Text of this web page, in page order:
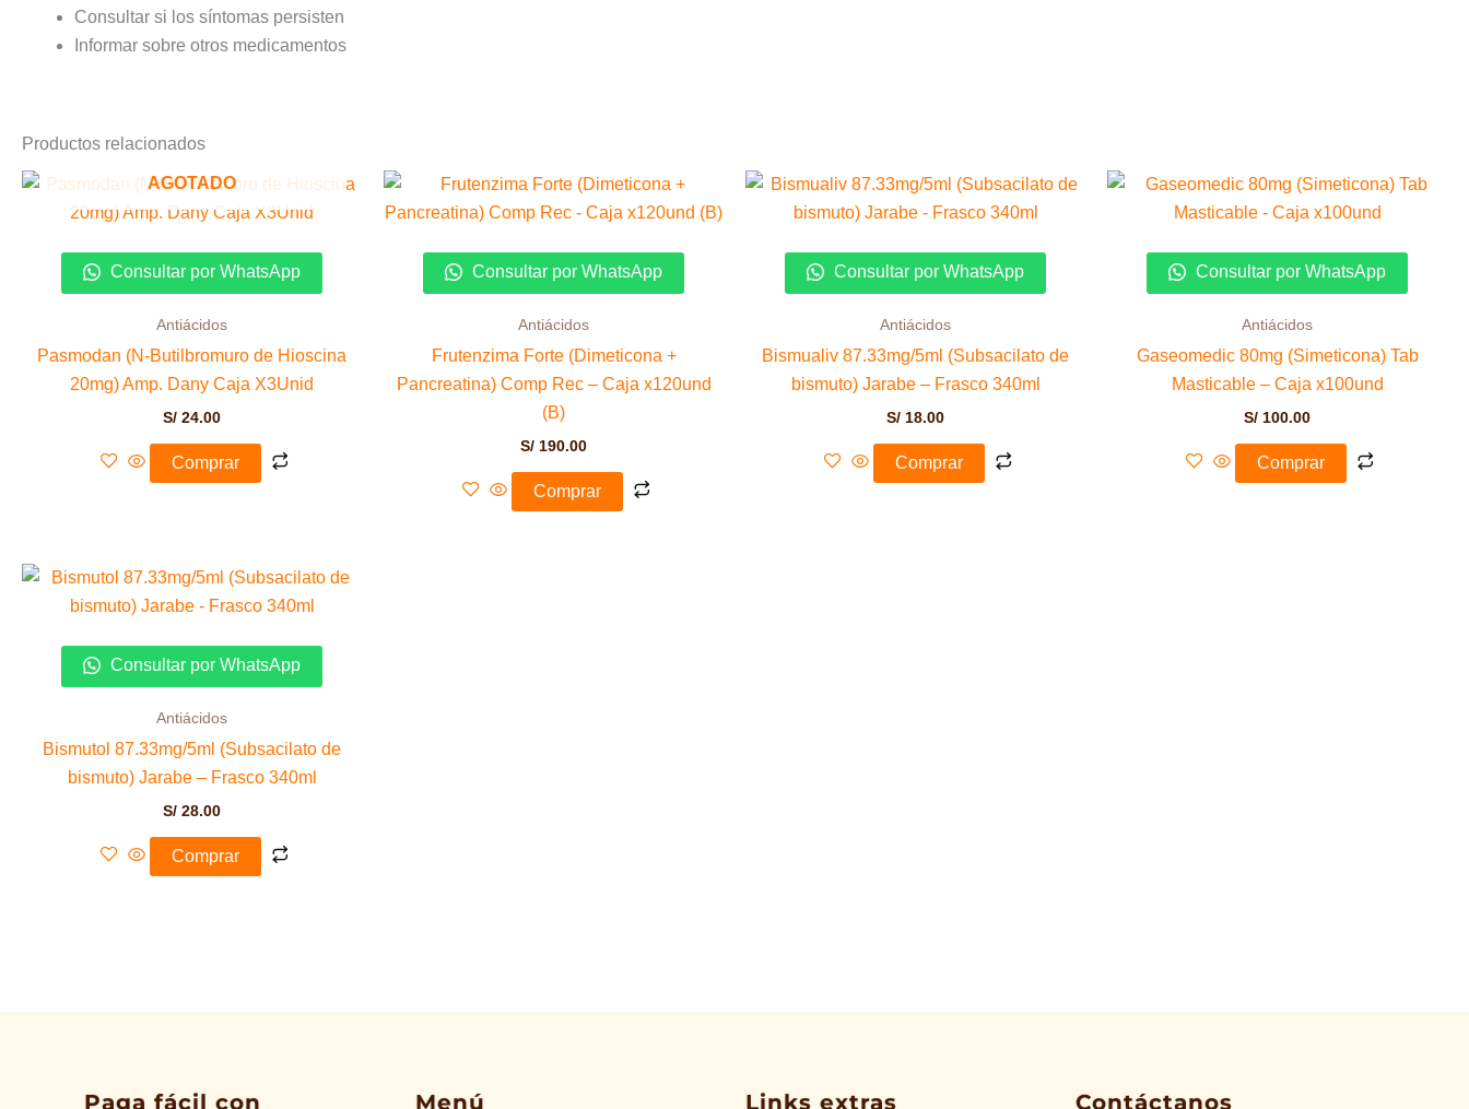
Consultar si los síntomas persisten
Informar sobre otros medicamentos
Productos relacionados
AGOTADO
Consultar por WhatsApp
Antiácidos
Pasmodan (N-Butilbromuro de Hioscina
20mg) Amp. Dany Caja X3Unid
S/ 24.00
Comprar
Consultar por WhatsApp
Antiácidos
Frutenzima Forte (Dimeticona +
Pancreatina) Comp Rec – Caja x120und
(B)
S/ 190.00
Comprar
Consultar por WhatsApp
Antiácidos
Bismualiv 87.33mg/5ml (Subsacilato de
bismuto) Jarabe – Frasco 340ml
S/ 18.00
Comprar
Consultar por WhatsApp
Antiácidos
Gaseomedic 80mg (Simeticona) Tab
Masticable – Caja x100und
S/ 100.00
Comprar
Consultar por WhatsApp
Antiácidos
Bismutol 87.33mg/5ml (Subsacilato de
bismuto) Jarabe – Frasco 340ml
S/ 28.00
Comprar
Paga fácil con Menú Links extras Contáctanos